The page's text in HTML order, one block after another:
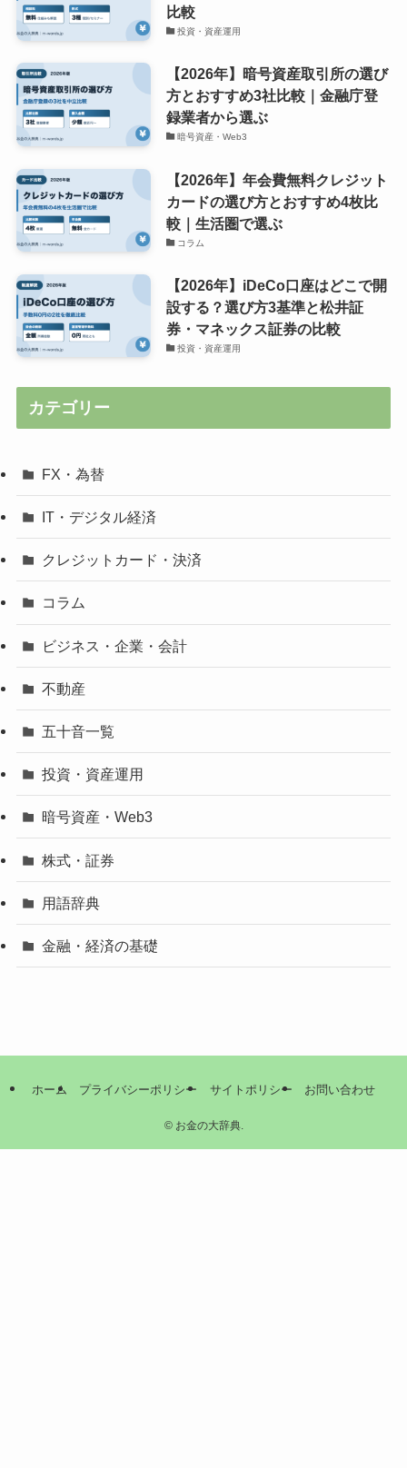
比較
投資・資産運用
【2026年】暗号資産取引所の選び
方とおすすめ3社比較｜金融庁登
録業者から選ぶ
暗号資産・Web3
【2026年】年会費無料クレジット
カードの選び方とおすすめ4枚比
較｜生活圏で選ぶ
コラム
【2026年】iDeCo口座はどこで開
設する？選び方3基準と松井証
券・マネックス証券の比較
投資・資産運用
カテゴリー
FX・為替
IT・デジタル経済
クレジットカード・決済
コラム
ビジネス・企業・会計
不動産
五十音一覧
投資・資産運用
暗号資産・Web3
株式・証券
用語辞典
金融・経済の基礎
ホーム プライバシーポリシー サイトポリシー お問い合わせ
©お金の大辞典.